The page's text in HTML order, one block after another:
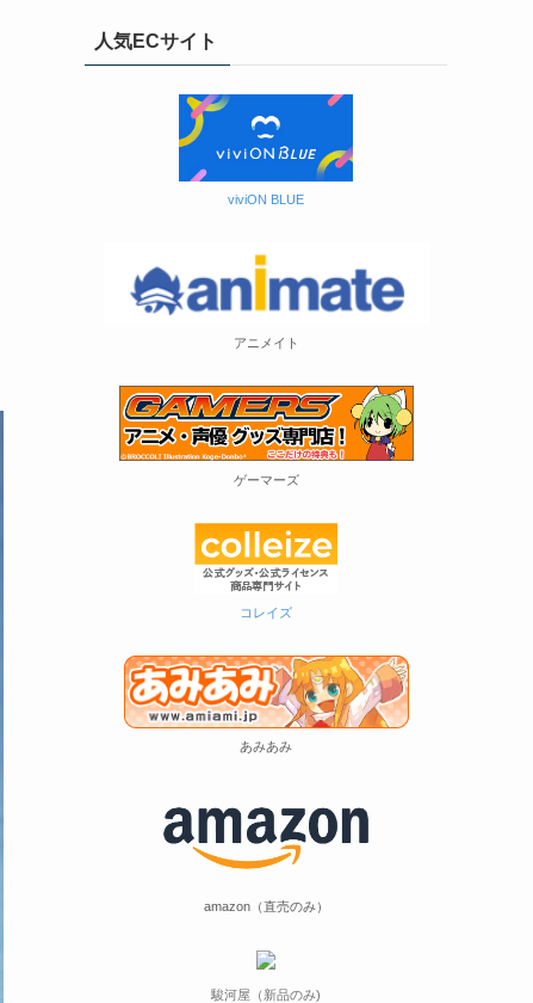
人気ECサイト
viviON BLUE
アニメイト
ゲーマーズ
コレイズ
あみあみ
amazon（直売のみ）
駿河屋（新品のみ)